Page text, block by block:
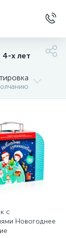
х лет
с
Новогоднее